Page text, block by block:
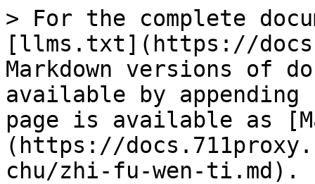
> For the complete
[llms.txt](https://
Markdown versions of
available by
page is available as
(https://
chu/zhi-fu-wen-ti.md).